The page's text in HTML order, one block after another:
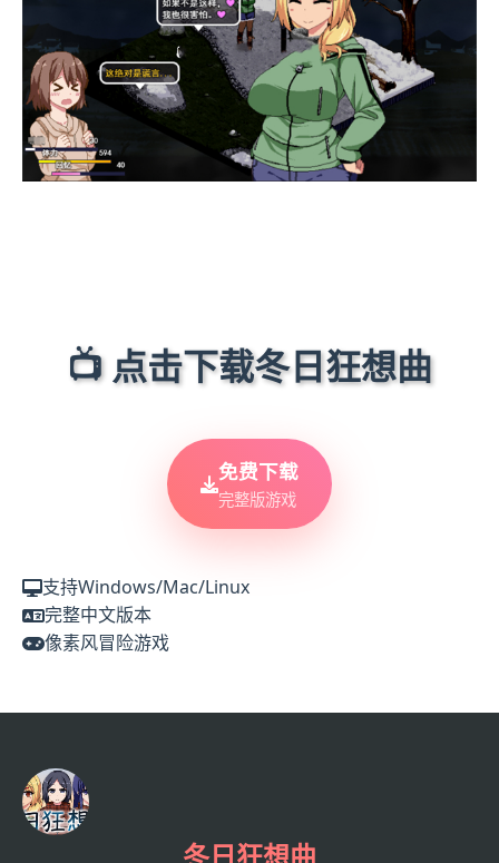
📺 点击下载冬日狂想曲
免费下载
完整版游戏
支持Windows/Mac/Linux
完整中文版本
像素风冒险游戏